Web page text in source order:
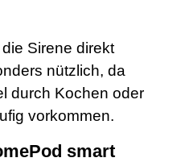
Sirene direkt
nützlich, da
durch Kochen oder
vorkommen.
smart